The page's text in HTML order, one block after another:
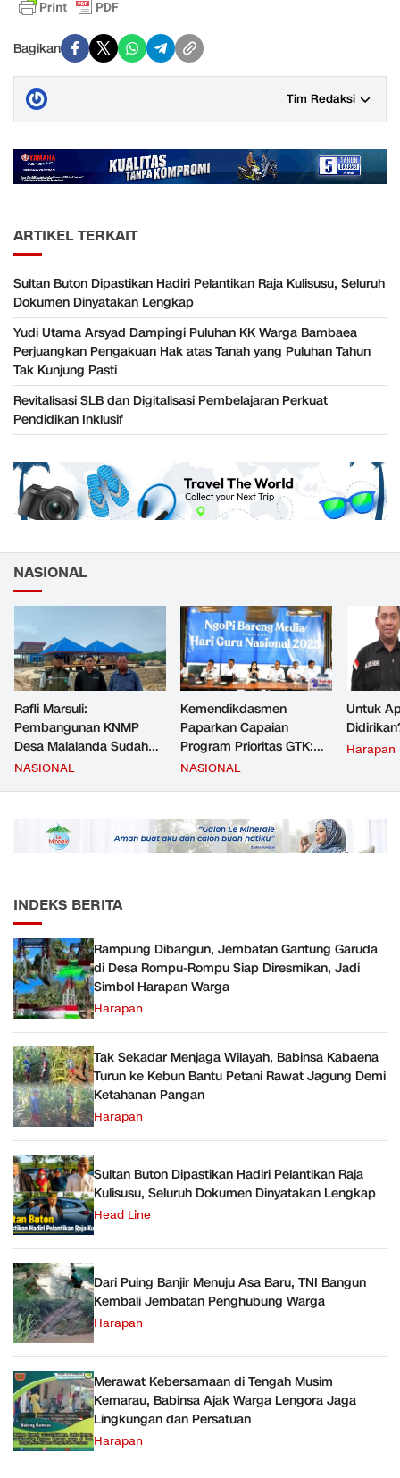
Bagikan
Tim Redaksi
ARTIKEL TERKAIT
Sultan Buton Dipastikan Hadiri Pelantikan Raja Kulisusu, Seluruh
Dokumen Dinyatakan Lengkap
Yudi Utama Arsyad Dampingi Puluhan KK Warga Bambaea
Perjuangkan Pengakuan Hak atas Tanah yang Puluhan Tahun
Tak Kunjung Pasti
Revitalisasi SLB dan Digitalisasi Pembelajaran Perkuat
Pendidikan Inklusif
NASIONAL
Rafli Marsuli:
Pembangunan KNMP
Desa Malalanda Sudah
Mencapai 69 Persen dan
JMD dan JMF
NASIONAL
Kemendikdasmen
Paparkan Capaian
Program Prioritas GTK:
Kompetensi Meningkat,
NASIONAL
Untuk
Harapan
INDEKS BERITA
Rampung Dibangun, Jembatan Gantung Garuda
di Desa Rompu-Rompu Siap Diresmikan, Jadi
Simbol Harapan Warga
Harapan
Tak Sekadar Menjaga Wilayah, Babinsa Kabaena
Turun ke Kebun Bantu Petani Rawat Jagung Demi
Ketahanan Pangan
Harapan
Sultan Buton Dipastikan Hadiri Pelantikan Raja
Kulisusu, Seluruh Dokumen Dinyatakan Lengkap
Head Line
Dari Puing Banjir Menuju Asa Baru, TNI Bangun
Kembali Jembatan Penghubung Warga
Harapan
Merawat Kebersamaan di Tengah Musim
Kemarau, Babinsa Ajak Warga Lengora Jaga
Lingkungan dan Persatuan
Harapan